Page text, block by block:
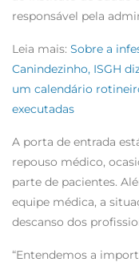
responsável pela
Leia mais: Sobre a
Canindezinho, ISGH
um calendário
executadas
A porta de entrada
repouso médico,
parte de pacientes.
equipe médica, a
descanso dos
“Entendemos a